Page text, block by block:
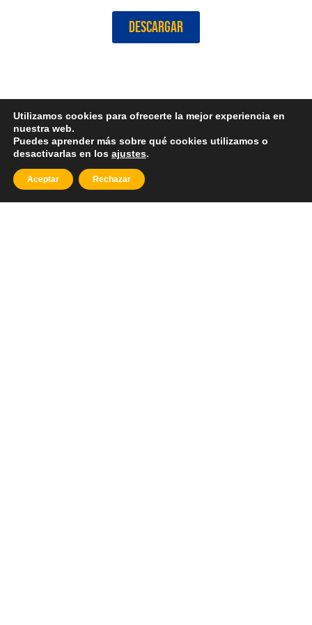
DESCARGAR
Utilizamos cookies para ofrecerte la mejor experiencia en
nuestra web.
Puedes aprender más sobre qué cookies utilizamos o
desactivarlas en los ajustes.
Aceptar Rechazar